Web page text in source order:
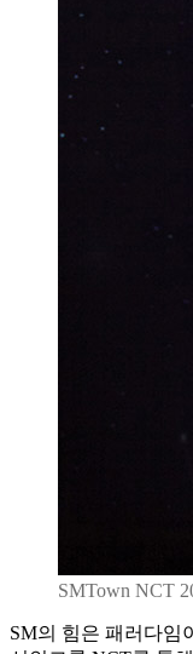
SMTown NCT
SM의 힘은 패러다임